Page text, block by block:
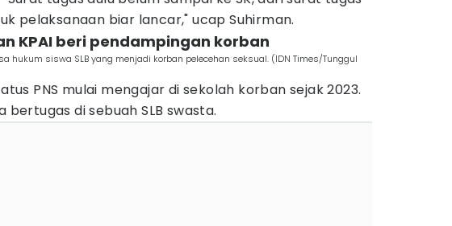
pelaksanaan biar lancar," ucap Suhirman.
KPAI beri pendampingan korban
hukum siswa SLB yang menjadi korban pelecehan seksual. (IDN Times/Tunggul
PNS mulai mengajar di sekolah korban sejak 2023.
bertugas di sebuah SLB swasta.